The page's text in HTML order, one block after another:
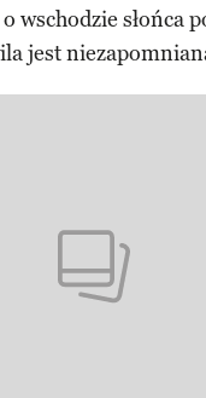
wschodzie słońca
jest